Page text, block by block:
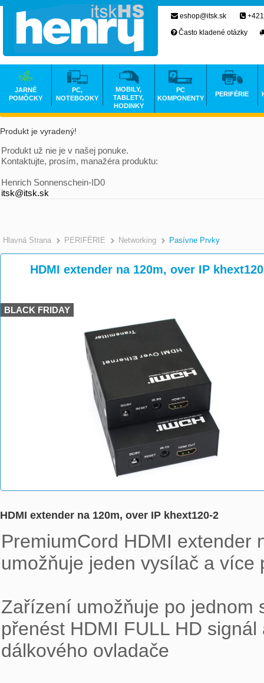
Produkt je vyradený!
Produkt už nie je v našej ponuke.
Kontaktujte, prosím, manažéra produktu:
Henrich Sonnenschein-ID0
itsk@itsk.sk
Hlavná Strana >
PERIFÉRIE >
Networking >
Pasívne Prvky
HDMI extender na 120m, over IP
BLACK FRIDAY
HDMI extender na 120m, over IP khext120-2
PremiumCord HDMI extender
umožňuje jeden vysílač a více
Zařízení umožňuje po jednom
přenést HDMI FULL HD
dálkového ovladače
eshop@itsk.sk
Často kladené otázky
JARNÉ
POMÔCKY
PC,
NOTEBOOKY
MOBILY,
TABLETY,
HODINKY
PC
KOMPONENTY
PERIFÉRIE